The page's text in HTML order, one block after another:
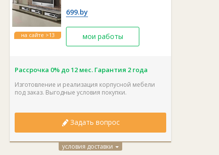
на сайте >13
699.by
мои работы
Рассрочка 0% до 12 мес. Гарантия 2 года
Изготовление и реализация корпусной мебели
под заказ. Выгодные условия покупки.
Задать вопрос
условия доставки